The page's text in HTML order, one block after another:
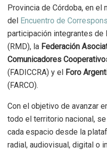
Provincia de Córdoba, en el
del Encuentro de
participación integrantes de
(RMD), la Federación
Comunicadores
(FADICCRA) y el Foro
(FARCO).
Con el objetivo de avanzar
todo el territorio nacional,
cada espacio desde la
radial, audiovisual, digital o